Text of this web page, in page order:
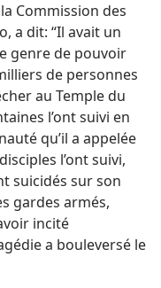
Commission des
a dit: “Il avait un
genre de pouvoir
de personnes
au Temple du
l’ont suivi en
qu’il a appelée
l’ont suivi,
suicidés sur son
gardes armés,
incité
a bouleversé le